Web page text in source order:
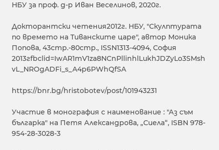
НБУ за проф. д-р Иван Веселинов, 2020г.
Докторантски четения2012г. НБУ, "Скулптурата
по времето на Тиванските царе", автор Моника
Попова, 43стр.-80стр., ISSN1313-4094, София
2013гfbclid=IwAR1mV1za8NCnPllinhlLukhJDZyLo3SMsh
vL_NROgADFi_s_A4p6PWhQfSA
https://bnr.bg/hristobotev/post/101943231
Участие в монография с наименование : "Аз съм
българка" на Петя Александрова, „Сиела“, ISBN 978-
954-28-3028-3